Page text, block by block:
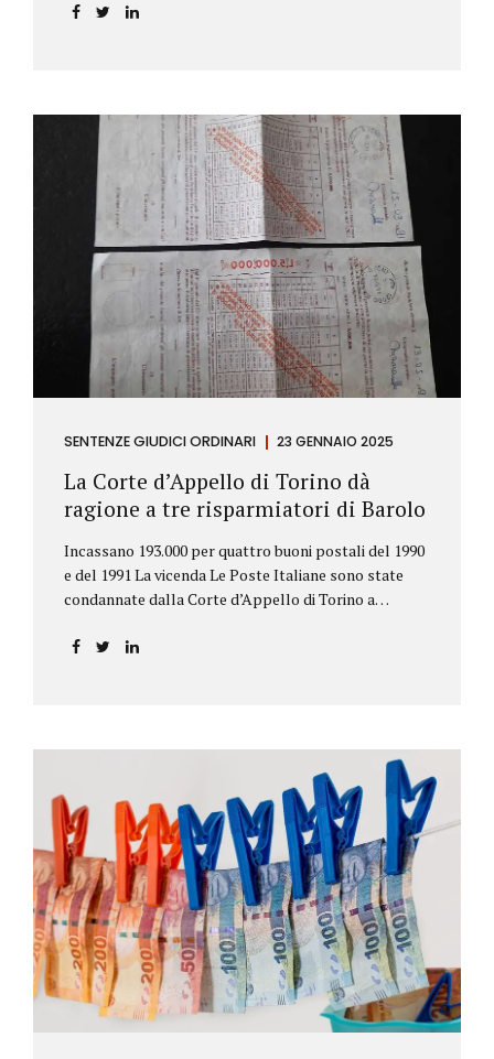
capitale o interessi per mancanza di informazioni
SENTENZE GIUDICI ORDINARI 23 GENNAIO 2025
La Corte d’Appello di Torino dà
ragione a tre risparmiatori di Barolo
Incassano 193.000 per quattro buoni postali del 1990
e del 1991 La vicenda Le Poste Italiane sono state
condannate dalla Corte d’Appello di Torino a
per oltre 193.000,00 euro: la sentenza ribalta la
causa di una modifica dei rendimenti risalente al 1986,
precedente alla loro sottoscrizione, e di un timbro
che Poste aveva messo sopra la tabella, la quale
riportava un generico...